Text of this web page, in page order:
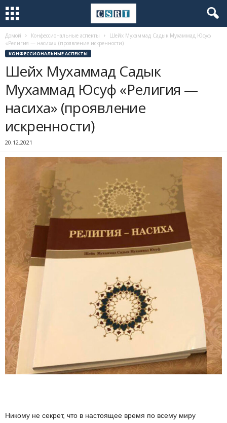
Домой Конфессиональные аспекты
Шейх Мухаммад Садык Мухаммад Юсуф
«Религия — насиха» (проявление искренности)
КОНФЕССИОНАЛЬНЫЕ АСПЕКТЫ
Шейх Мухаммад Садык
Мухаммад Юсуф «Религия —
насиха» (проявление
искренности)
20.12.2021
Никому не секрет, что в настоящее время по всему миру